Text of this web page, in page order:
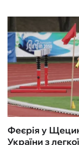
Феєрія у
України з